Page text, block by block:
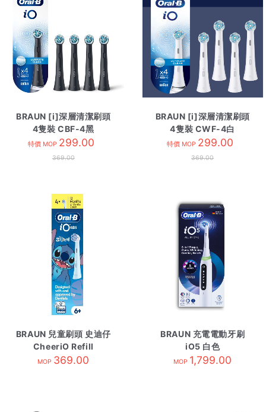
BRAUN [i]深層清潔刷頭
4隻裝 CBF-4黑
特價 MOP 299.00
369.00
BRAUN [i]深層清潔刷頭
4隻裝 CWF-4白
特價 MOP 299.00
369.00
BRAUN 兒童刷頭 史迪仔
CheeriO Refill
MOP 369.00
BRAUN 充電電動牙刷
iO5 白色
MOP 1,799.00